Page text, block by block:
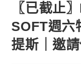
〖已截止
SOFT週六
提斯｜邀